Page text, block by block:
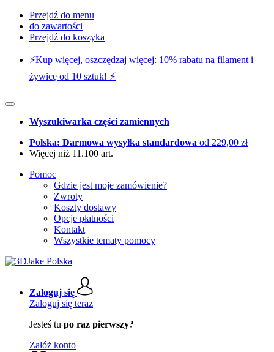
Przejdź do menu
do zawartości
Przejdź do koszyka
⚡️Kup więcej, oszczędzaj więcej: 10% rabatu na filament i
żywicę od 10 sztuk! ⚡️
Wyszukiwarka części zamiennych
Polska: Darmowa wysyłka standardowa od 229,00 zł
Więcej niż 11.100 art.
Pomoc
Gdzie jest moje zamówienie?
Zwroty
Koszty dostawy
Opcje płatności
Kontakt
Wszystkie tematy pomocy
Zaloguj się
Zaloguj się teraz
Jesteś tu po raz pierwszy?
Załóż konto